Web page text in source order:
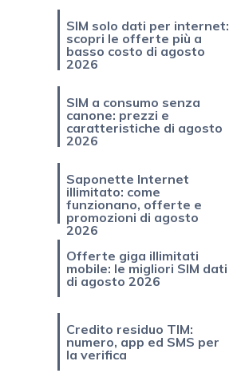
SIM solo dati per internet:
scopri le offerte più a
basso costo di agosto
2026
SIM a consumo senza
canone: prezzi e
caratteristiche di agosto
2026
Saponette Internet
illimitato: come
funzionano, offerte e
promozioni di agosto
2026
Offerte giga illimitati
mobile: le migliori SIM dati
di agosto 2026
Credito residuo TIM:
numero, app ed SMS per
la verifica